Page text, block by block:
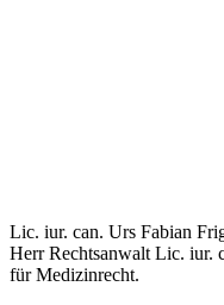
Lic. iur. can. Urs Fabian
Herr Rechtsanwalt Lic. iur.
für Medizinrecht.